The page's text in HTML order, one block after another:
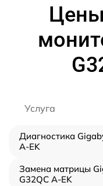
Услуга
Диагностика
A-EK
Замена матрицы
G32QC A-EK